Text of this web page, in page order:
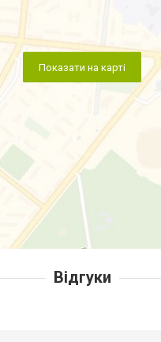
Показати на карті
Відгуки